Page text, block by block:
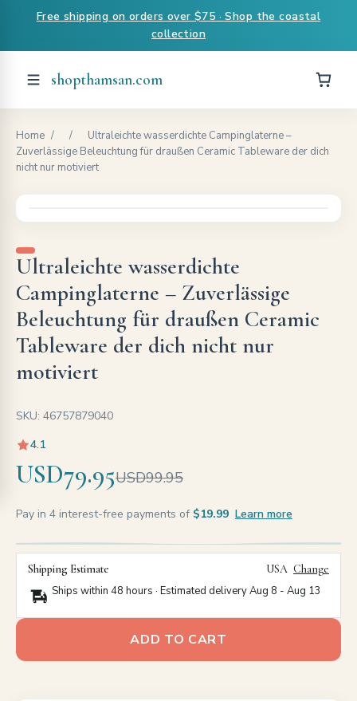
Free shipping on orders over $75 · Shop the coastal
collection
shopthamsan.com
Home / /
Ultraleichte wasserdichte Campinglaterne –
Zuverlässige Beleuchtung für draußen Ceramic Tableware der dich
nicht nur motiviert
Ultraleichte wasserdichte
Campinglaterne – Zuverlässige
Beleuchtung für draußen Ceramic
Tableware der dich nicht nur
motiviert
SKU: 46757879040
4.1
USD79.95USD99.95
Pay in 4 interest-free payments of $19.99 Learn more
Shipping Estimate USA Change
Ships within 48 hours · Estimated deliveryAug 8 - Aug 13
ADD TO CART